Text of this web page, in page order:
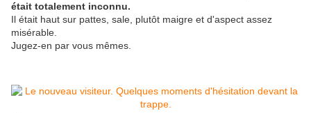
était totalement inconnu.
Il était haut sur pattes, sale, plutôt maigre et d'aspect assez
misérable.
Jugez-en par vous mêmes.